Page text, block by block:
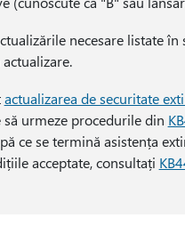
necesare listate în
actualizare.
actualizarea de securitate
urmeze procedurile din
ce se termină asistența
acceptate, consultați